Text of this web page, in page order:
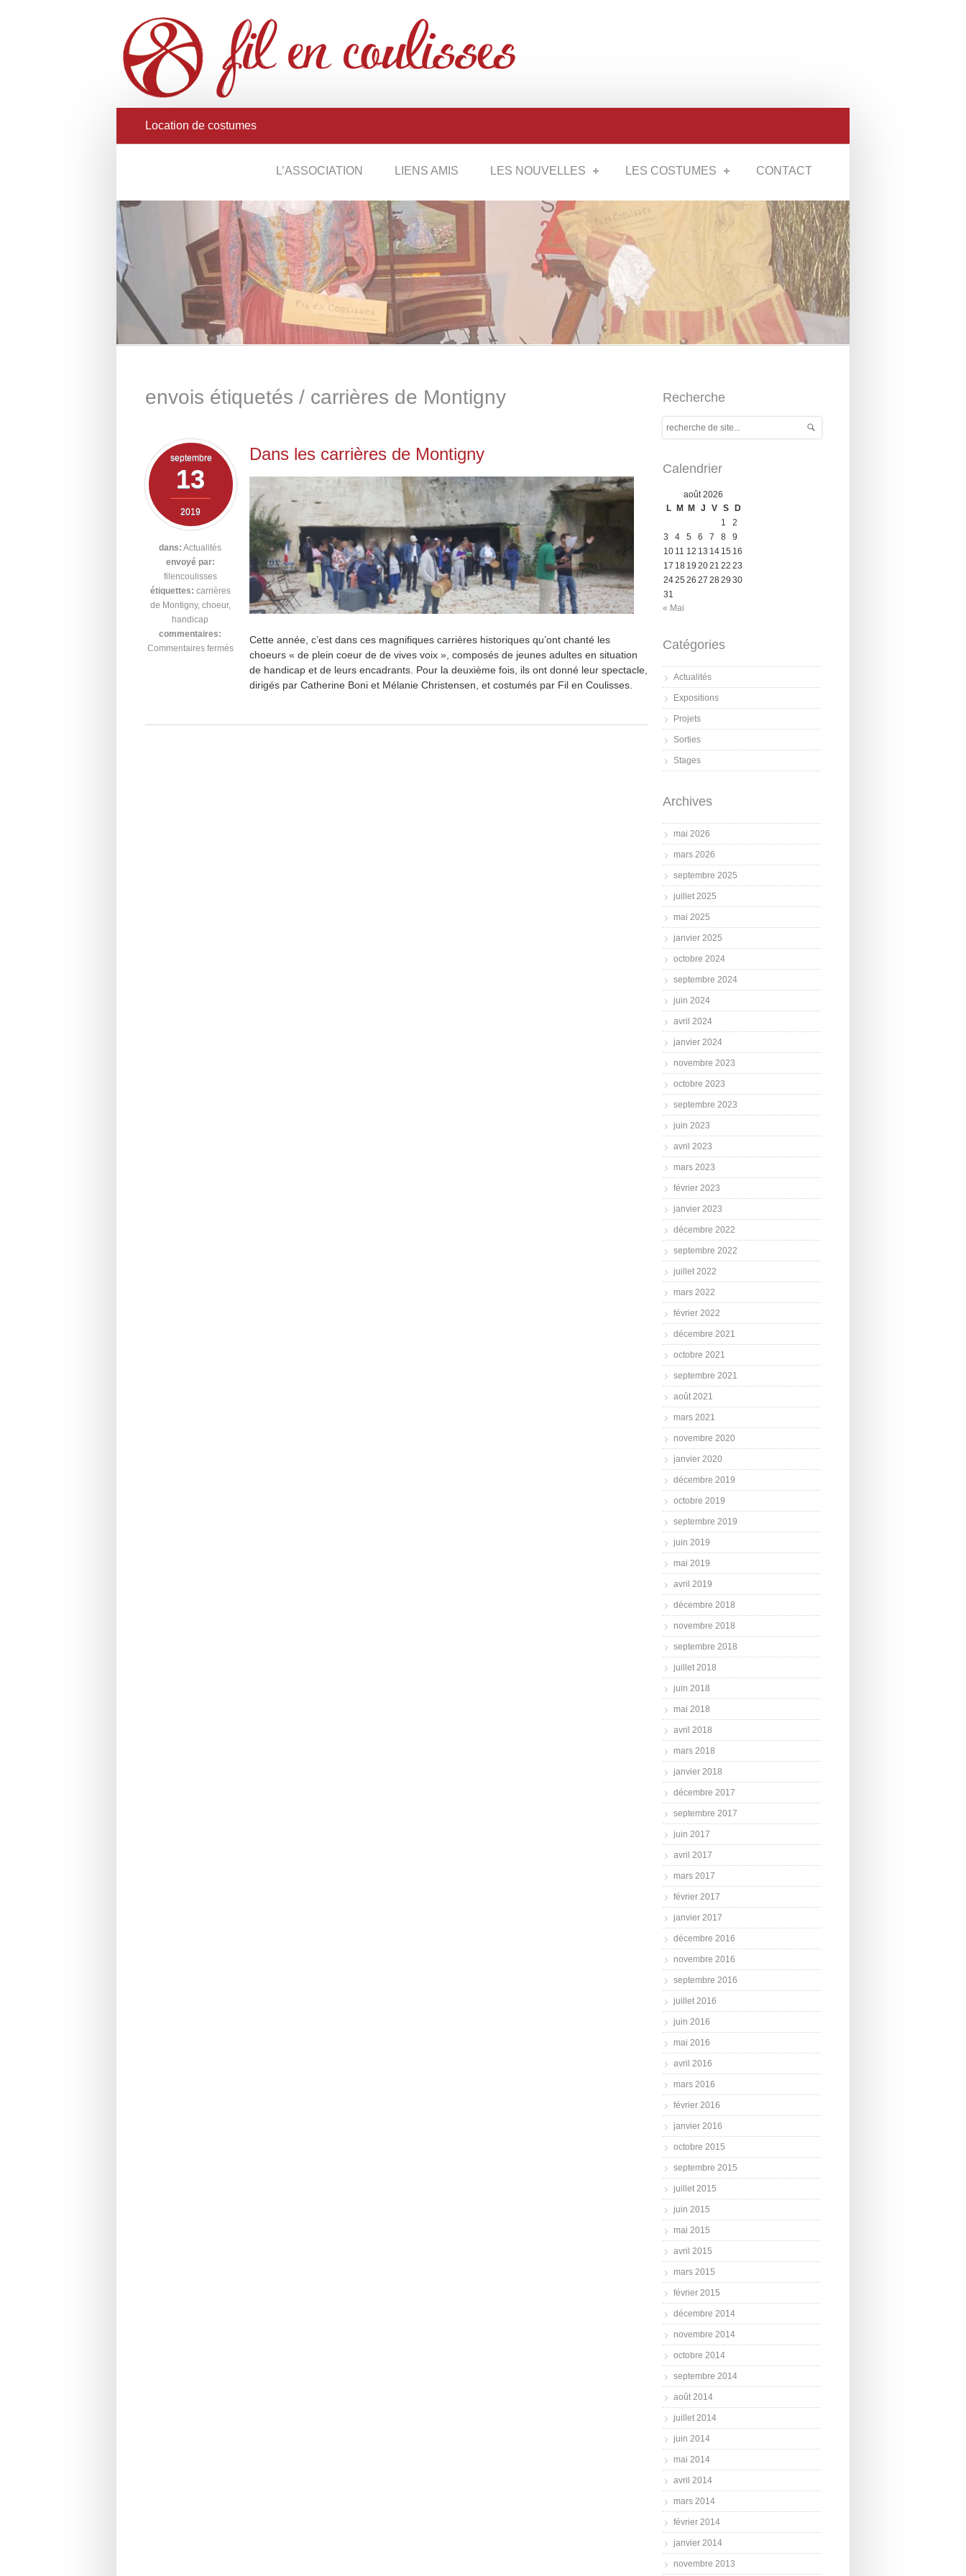
Location de costumes
L’ASSOCIATION LIENS AMIS LES NOUVELLES LES COSTUMES CONTACT
envois étiquetés / carrières de Montigny
septembre
13
2019
dans: Actualités
envoyé par:
filencoulisses
étiquettes: carrières
de Montigny, choeur,
handicap
commentaires:
Commentaires fermés
Dans les carrières de Montigny
Cette année, c’est dans ces magnifiques carrières historiques qu’ont chanté les
choeurs « de plein coeur de de vives voix », composés de jeunes adultes en situation
de handicap et de leurs encadrants. Pour la deuxième fois, ils ont donné leur spectacle,
dirigés par Catherine Boni et Mélanie Christensen, et costumés par Fil en Coulisses.
Recherche
Calendrier
août 2026
L M M J V S D
1
2
3
4 5 6 7 8
9
10 11 12 13 14 15 16
17 18 19 2021 22 23
2425 26 27 2829 30
31
« Mai
Catégories
Actualités
Expositions
Projets
Sorties
Stages
Archives
mai 2026
mars 2026
septembre 2025
juillet 2025
mai 2025
janvier 2025
octobre 2024
septembre 2024
juin 2024
avril 2024
janvier 2024
novembre 2023
octobre 2023
septembre 2023
juin 2023
avril 2023
mars 2023
février 2023
janvier 2023
décembre 2022
septembre 2022
juillet 2022
mars 2022
février 2022
décembre 2021
octobre 2021
septembre 2021
août 2021
mars 2021
novembre 2020
janvier 2020
décembre 2019
octobre 2019
septembre 2019
juin 2019
mai 2019
avril 2019
décembre 2018
novembre 2018
septembre 2018
juillet 2018
juin 2018
mai 2018
avril 2018
mars 2018
janvier 2018
décembre 2017
septembre 2017
juin 2017
avril 2017
mars 2017
février 2017
janvier 2017
décembre 2016
novembre 2016
septembre 2016
juillet 2016
juin 2016
mai 2016
avril 2016
mars 2016
février 2016
janvier 2016
octobre 2015
septembre 2015
juillet 2015
juin 2015
mai 2015
avril 2015
mars 2015
février 2015
décembre 2014
novembre 2014
octobre 2014
septembre 2014
août 2014
juillet 2014
juin 2014
mai 2014
avril 2014
mars 2014
février 2014
janvier 2014
novembre 2013